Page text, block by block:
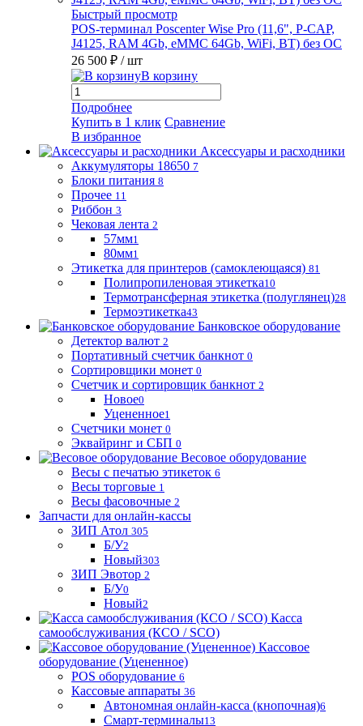
Быстрый просмотр
POS-терминал Poscenter Wise Pro (11,6", P-CAP,
J4125, RAM 4Gb, eMMC 64Gb, WiFi, BT) без ОС
26 500 ₽ / шт
В корзину
Подробнее
Купить в 1 клик Сравнение
В избранное
Аксессуары и расходники
Аккумуляторы 18650 7
Блоки питания 8
Прочее 11
Риббон 3
Чековая лента 2
57мм1
80мм1
Этикетка для принтеров (самоклеющаяся) 81
Полипропиленовая этикетка10
Термотрансферная этикетка (полуглянец)28
Термоэтикетка43
Банковское оборудование
Детектор валют 2
Портативный счетчик банкнот 0
Сортировщики монет 0
Счетчик и сортировщик банкнот 2
Новое0
Уцененное1
Счетчики монет 0
Эквайринг и СБП 0
Весовое оборудование
Весы с печатью этикеток 6
Весы торговые 1
Весы фасовочные 2
Запчасти для онлайн-кассы
ЗИП Атол 305
Б/У2
Новый303
ЗИП Эвотор 2
Б/У0
Новый2
Касса
самообслуживания (КСО / SCO)
Кассовое
оборудование (Уцененное)
POS оборудование 6
Кассовые аппараты 36
Автономная онлайн-касса (кнопочная)6
Смарт-терминалы13